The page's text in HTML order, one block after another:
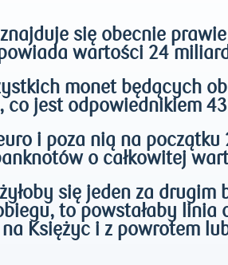
się obecnie
wartości 24
monet będących
co jest odpowiednikiem
i poza nią na początku
o całkowitej
się jeden za
to powstałaby linia
Księżyc i z powrotem